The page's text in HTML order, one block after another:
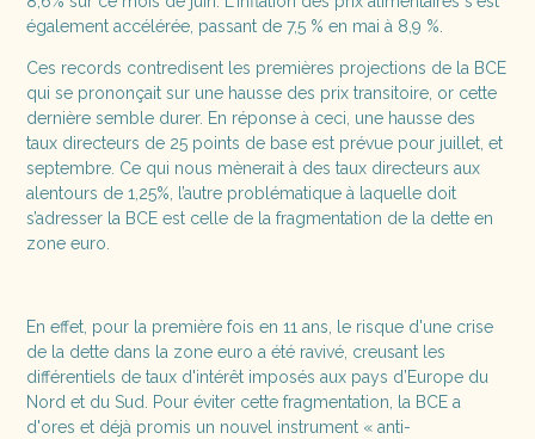
également accélérée, passant de 7,5 % en mai à 8,9 %.
Ces records contredisent les premières projections de la BCE
qui se prononçait sur une hausse des prix transitoire, or cette
dernière semble durer. En réponse à ceci, une hausse des
taux directeurs de 25 points de base est prévue pour juillet, et
septembre. Ce qui nous mènerait à des taux directeurs aux
alentours de 1,25%, l’autre problématique à laquelle doit
s’adresser la BCE est celle de la fragmentation de la dette en
zone euro.
En effet, pour la première fois en 11 ans, le risque d'une crise
de la dette dans la zone euro a été ravivé, creusant les
différentiels de taux d'intérêt imposés aux pays d’Europe du
Nord et du Sud. Pour éviter cette fragmentation, la BCE a
d'ores et déjà promis un nouvel instrument « anti-